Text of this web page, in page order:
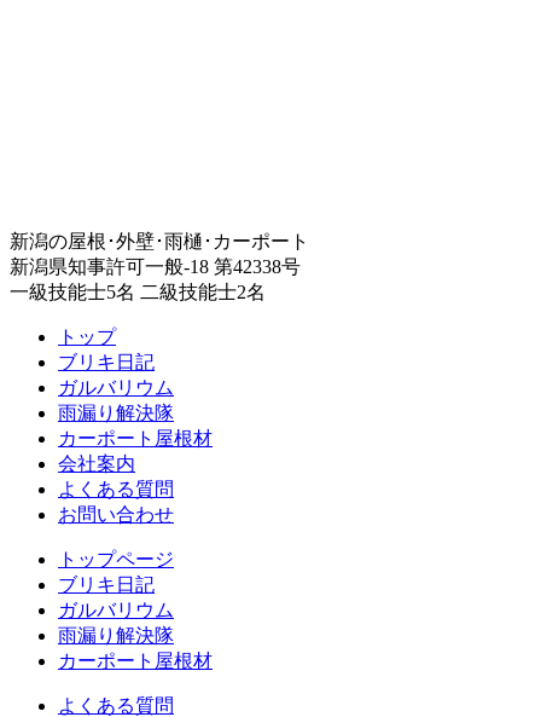
新潟の屋根･外壁･雨樋･カーポート
新潟県知事許可一般-18 第42338号
一級技能士5名 二級技能士2名
トップ
ブリキ日記
ガルバリウム
雨漏り解決隊
カーポート屋根材
会社案内
よくある質問
お問い合わせ
トップページ
ブリキ日記
ガルバリウム
雨漏り解決隊
カーポート屋根材
よくある質問